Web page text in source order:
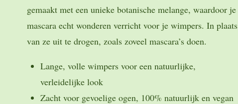
gemaakt met een unieke botanische melange, waardoor je
mascara echt wonderen verricht voor je wimpers. In plaats
van ze uit te drogen, zoals zoveel mascara’s doen.
Lange, volle wimpers voor een natuurlijke,
verleidelijke look
Zacht voor gevoelige ogen, 100% natuurlijk en vegan